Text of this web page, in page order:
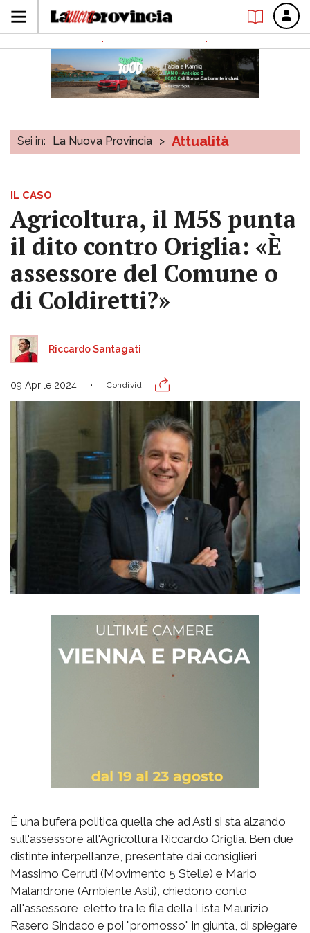
Sei in: La Nuova Provincia > Attualità
IL CASO
Agricoltura, il M5S punta
il dito contro Origlia: «È
assessore del Comune o
di Coldiretti?»
Riccardo Santagati
09 Aprile 2024 Condividi
È una bufera politica quella che ad Asti si sta alzando
sull'assessore all'Agricoltura Riccardo Origlia. Ben due
distinte interpellanze, presentate dai consiglieri
Massimo Cerruti (Movimento 5 Stelle) e Mario
Malandrone (Ambiente Asti), chiedono conto
all'assessore, eletto tra le fila della Lista Maurizio
Rasero Sindaco e poi "promosso" in giunta, di spiegare